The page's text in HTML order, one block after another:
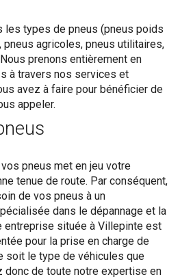
les types de pneus (pneus poids
pneus agricoles, pneus utilitaires,
prenons entièrement en
à travers nos services et
avez à faire pour bénéficier de
appeler.
pneus met en jeu votre
tenue de route. Par conséquent,
de vos pneus à un
dans le dépannage et la
entreprise située à Villepinte est
pour la prise en charge de
soit le type de véhicules que
de toute notre expertise en